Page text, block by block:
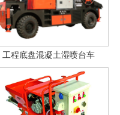
工程底盘混凝土湿喷台车